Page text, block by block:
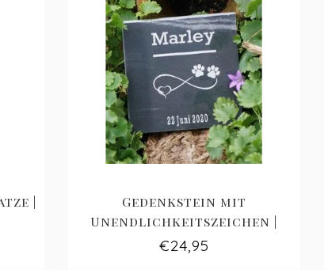
|
Gedenkstein mit
Unendlichkeitszeichen |
Marmor
€24,95